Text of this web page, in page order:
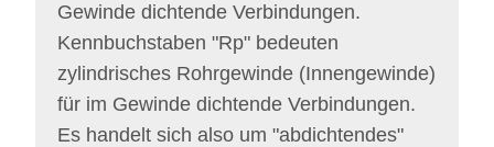
Gewinde dichtende Verbindungen.
Kennbuchstaben "Rp" bedeuten
zylindrisches Rohrgewinde (Innengewinde)
für im Gewinde dichtende Verbindungen.
Es handelt sich also um "abdichtendes"